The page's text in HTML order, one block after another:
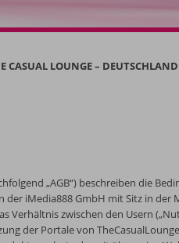
CASUAL LOUNGE – DEUTSCHLAND
„AGB“) beschreiben die
der iMedia888 GmbH mit Sitz in
Verhältnis zwischen den Usern
der Portale von